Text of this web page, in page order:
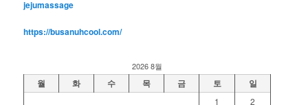
jejumassage
https://busanuhcool.com/
2026 8월
월 화 수 목 금 토 일
1 2